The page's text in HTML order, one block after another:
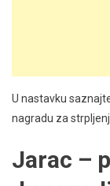
U nastavku
nagradu za
Jarac –